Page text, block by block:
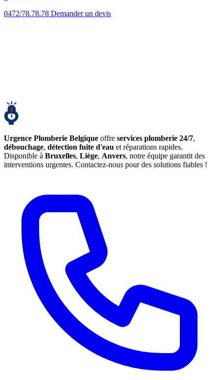
0472/78.78.78 Demander un devis
Urgence Plomberie Belgique offre services plomberie 24/7,
débouchage, détection fuite d'eau et réparations rapides.
Disponible à Bruxelles, Liège, Anvers, notre équipe garantit des
interventions urgentes. Contactez-nous pour des solutions fiables !